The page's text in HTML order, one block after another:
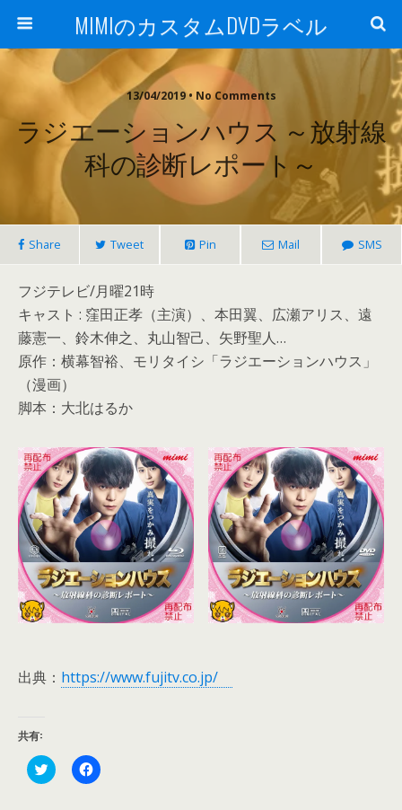
MIMIのカスタムDVDラベル
13/04/2019 • No Comments
ラジエーションハウス ～放射線
科の診断レポート～
Share Tweet Pin Mail SMS
フジテレビ/月曜21時
キャスト : 窪田正孝（主演）、本田翼、広瀬アリス、遠
藤憲一、鈴木伸之、丸山智己、矢野聖人…
原作：横幕智裕、モリタイシ「ラジエーションハウス」
（漫画）
脚本：大北はるか
出典： https://www.fujitv.co.jp/
共有:
ク
リ
F
a